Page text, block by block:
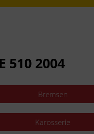
510 2004
Bremsen
Karosserie